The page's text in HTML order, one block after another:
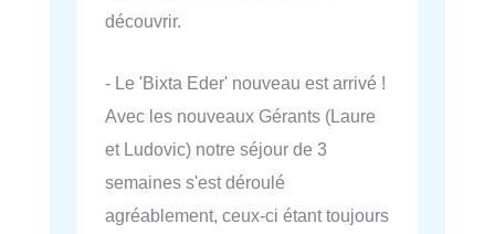
découvrir.
- Le 'Bixta Eder' nouveau est arrivé !
Avec les nouveaux Gérants (Laure
et Ludovic) notre séjour de 3
semaines s'est déroulé
agréablement, ceux-ci étant toujours